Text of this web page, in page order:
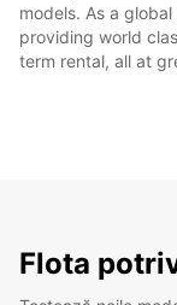
models. As a
providing world
term rental, all at
Flota